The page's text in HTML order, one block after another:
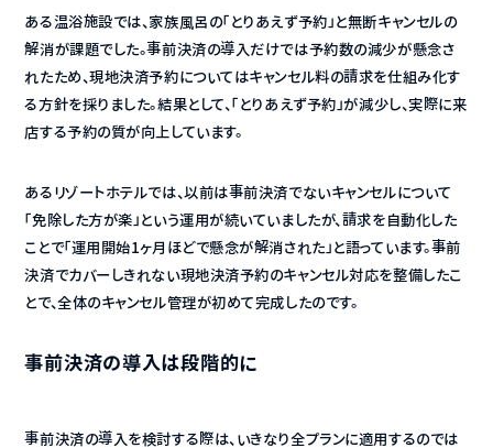
ある温浴施設では、家族風呂の「とりあえず予約」と無断キャンセルの
解消が課題でした。事前決済の導入だけでは予約数の減少が懸念さ
れたため、現地決済予約についてはキャンセル料の請求を仕組み化す
る方針を採りました。結果として、「とりあえず予約」が減少し、実際に来
店する予約の質が向上しています。
あるリゾートホテルでは、以前は事前決済でないキャンセルについて
「免除した方が楽」という運用が続いていましたが、請求を自動化した
ことで「運用開始1ヶ月ほどで懸念が解消された」と語っています。事前
決済でカバーしきれない現地決済予約のキャンセル対応を整備したこ
とで、全体のキャンセル管理が初めて完成したのです。
事前決済の導入は段階的に
事前決済の導入を検討する際は、いきなり全プランに適用するのでは